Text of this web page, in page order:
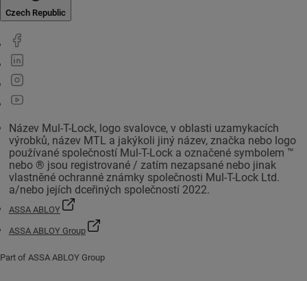
Czech Republic
Název Mul-T-Lock, logo svalovce, v oblasti uzamykacích
výrobků, název MTL a jakýkoli jiný název, značka nebo logo
používané společností Mul-T-Lock a označené symbolem ™
nebo ® jsou registrované / zatím nezapsané nebo jinak
vlastněné ochranné známky společnosti Mul-T-Lock Ltd.
a/nebo jejích dceřiných společností 2022.
ASSA ABLOY
ASSA ABLOY Group
Part of ASSA ABLOY Group